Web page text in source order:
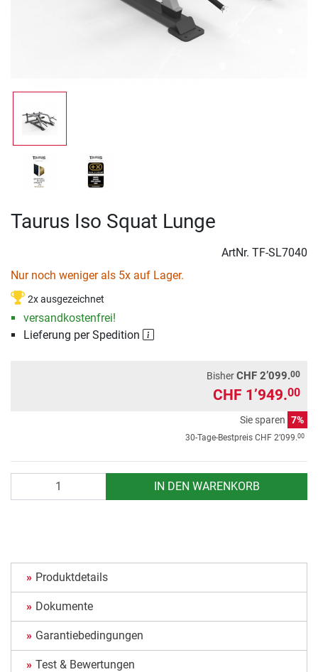
Taurus Iso Squat Lunge
ArtNr. TF-SL7040
Nur noch weniger als 5x auf Lager.
2x ausgezeichnet
versandkostenfrei!
Lieferung per Spedition
BisherCHF 2’099.00
CHF 1’949.00
Sie sparen 7%
30-Tage-Bestpreis CHF 2’099.00
IN DEN WARENKORB
Produktdetails
Dokumente
Garantiebedingungen
Test & Bewertungen